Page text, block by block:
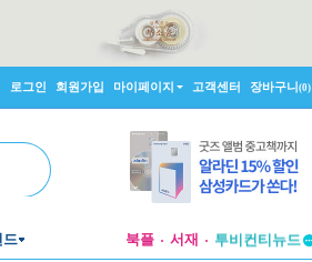
로그인 회원가입 마이페이지 고객센터 장바구니(0)
드 북플 서재
투비컨티뉴드